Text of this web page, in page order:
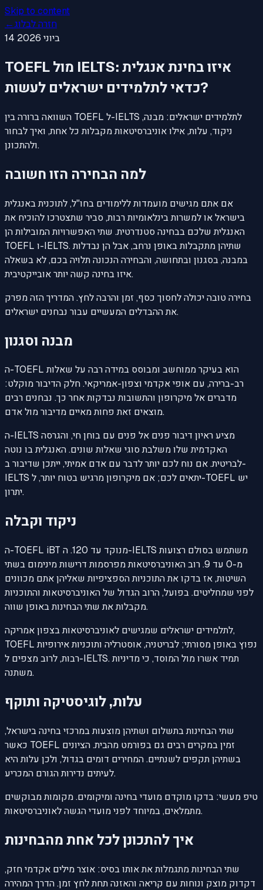
Skip to content
←חזרה לבלוג
14 ביוני 2026
TOEFL מול IELTS: איזו בחינת אנגלית
כדאי לתלמידים ישראלים לעשות?
השוואה ברורה בין TOEFL ל-IELTS לתלמידים ישראלים: מבנה,
ניקוד, עלות, אילו אוניברסיטאות מקבלות כל אחת, ואיך לבחור
ולהתכונן.
למה הבחירה הזו חשובה
אם אתם מגישים מועמדות ללימודים בחו"ל, לתוכנית באנגלית
בישראל או למשרות בינלאומיות רבות, סביר שתצטרכו להוכיח את
האנגלית שלכם בבחינה סטנדרטית. שתי האפשרויות המובילות הן
TOEFL ו-IELTS. שתיהן מתקבלות באופן נרחב, אבל הן נבדלות
במבנה, בסגנון ובתחושה, והבחירה הנכונה תלויה בכם, לא בשאלה
איזו בחינה קשה יותר אובייקטיבית.
בחירה טובה יכולה לחסוך כסף, זמן והרבה לחץ. המדריך הזה מפרק
את ההבדלים המעשיים עבור נבחנים ישראלים.
מבנה וסגנון
ה-TOEFL הוא בעיקר ממוחשב ומבוסס במידה רבה על שאלות
רב-ברירה, עם אופי אקדמי וצפון-אמריקאי. חלק הדיבור מוקלט:
מדברים אל מיקרופון והתשובות נבדקות אחר כך. נבחנים רבים
מוצאים זאת פחות מאיים מדיבור מול אדם.
ה-IELTS מציע ראיון דיבור פנים אל פנים עם בוחן חי, והגרסה
האקדמית שלו משלבת סוגי שאלות שונים. האנגלית בו נוטה
לבריטית. אם נוח לכם יותר לדבר עם אדם אמיתי, ייתכן שדיבור ב-
IELTS יתאים לכם; אם מיקרופון מרגיש בטוח יותר, ל-TOEFL יש
יתרון.
ניקוד וקבלה
ה-TOEFL iBT מנוקד עד 120. ה-IELTS משתמש בסולם רצועות
מ-0 עד 9. רוב האוניברסיטאות מפרסמות דרישות מינימום בשתי
השיטות, אז בדקו את התוכניות הספציפיות שאליהן אתם מכוונים
לפני שמחליטים. בפועל, הרוב הגדול של האוניברסיטאות והתוכניות
מקבלות את שתי הבחינות באופן שווה.
לתלמידים ישראלים שמגישים לאוניברסיטאות בצפון אמריקה,
TOEFL נפוץ באופן מסורתי; לבריטניה, אוסטרליה ותוכניות אירופיות
רבות, לרוב מצפים ל-IELTS. תמיד אשרו מול המוסד, כי מדיניות
משתנה.
עלות, לוגיסטיקה ותוקף
שתי הבחינות בתשלום ושתיהן מוצעות במרכזי בחינה בישראל,
כאשר TOEFL זמין במקרים רבים גם בפורמט מהבית. הציונים
בשתיהן תקפים לשנתיים. המחירים דומים בגדול, ולכן עלות היא
לעיתים נדירות הגורם המכריע.
טיפ מעשי: בדקו מוקדם מועדי בחינה ומיקומים. מקומות מבוקשים
מתמלאים, במיוחד לפני מועדי הגשה לאוניברסיטאות.
איך להתכונן לכל אחת מהבחינות
שתי הבחינות מתגמלות את אותו בסיס: אוצר מילים אקדמי חזק,
דקדוק מוצק ונוחות עם קריאה והאזנה תחת לחץ זמן. הדרך המהירה